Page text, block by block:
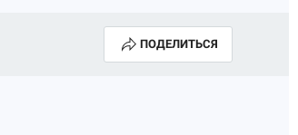
ПОДЕЛИТЬСЯ